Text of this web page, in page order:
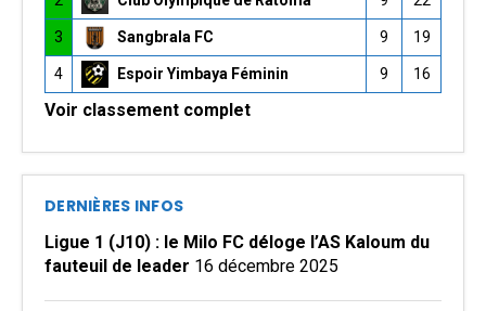
3 Sangbrala FC 9 19
4 Espoir Yimbaya Féminin 9 16
Voir classement complet
DERNIÈRES INFOS
Ligue 1 (J10) : le Milo FC déloge l’AS Kaloum du
fauteuil de leader 16 décembre 2025